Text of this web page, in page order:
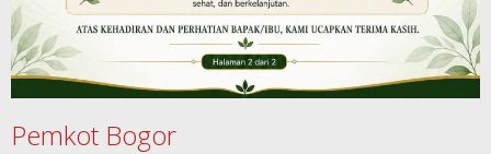
Pemkot Bogor